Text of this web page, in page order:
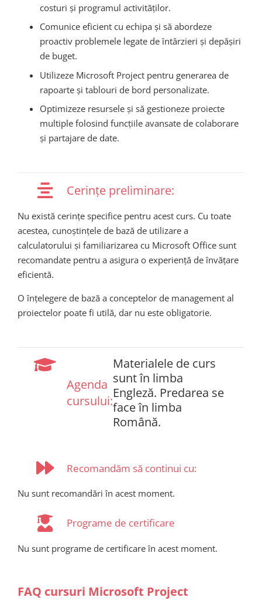
costuri și programul activităților.
Comunice eficient cu echipa și să abordeze
proactiv problemele legate de întârzieri și depășiri
de buget.
Utilizeze Microsoft Project pentru generarea de
rapoarte și tablouri de bord personalizate.
Optimizeze resursele și să gestioneze proiecte
multiple folosind funcțiile avansate de colaborare
și partajare de date.
Cerințe preliminare:
Nu există cerințe specifice pentru acest curs. Cu toate
acestea, cunoștințele de bază de utilizare a
calculatorului și familiarizarea cu Microsoft Office sunt
recomandate pentru a asigura o experiență de învățare
eficientă.
O înțelegere de bază a conceptelor de management al
proiectelor poate fi utilă, dar nu este obligatorie.
Agenda
cursului:
Materialele de curs
sunt în limba
Engleză. Predarea se
face în limba
Română.
Recomandăm să continui cu:
Nu sunt recomandări în acest moment.
Programe de certificare
Nu sunt programe de certificare în acest moment.
FAQ cursuri Microsoft Project